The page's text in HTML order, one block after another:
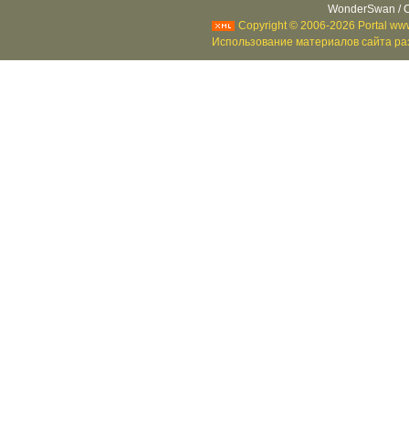
WonderSwan /
Copyright © 2006-2026 Portal
Использование материалов сайта